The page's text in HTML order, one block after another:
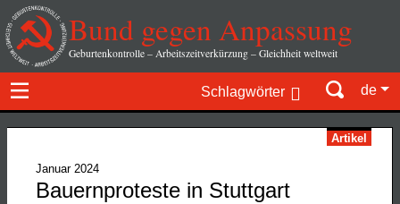
Bund gegen Anpassung
Geburtenkontrolle – Arbeitszeitverkürzung – Gleichheit weltweit
Schlagwörter de
Artikel
Januar 2024
Bauernproteste in Stuttgart